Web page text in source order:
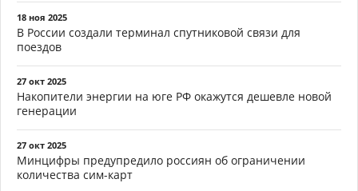
18 ноя 2025
В России создали терминал спутниковой связи для
поездов
27 окт 2025
Накопители энергии на юге РФ окажутся дешевле новой
генерации
27 окт 2025
Минцифры предупредило россиян об ограничении
количества сим-карт